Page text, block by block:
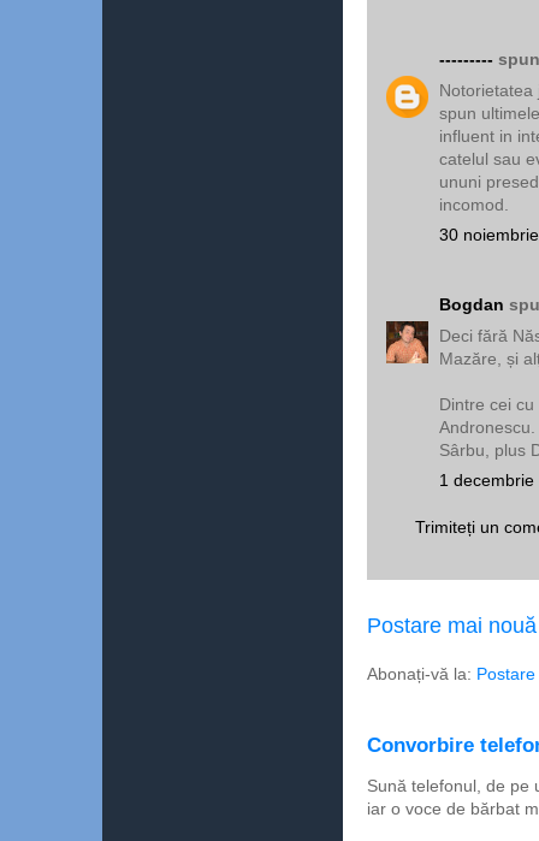
---------
spun
influent in
catelul sau
ununi
incomod.
30
Bogdan
Deci fără
Mazăre, și
Dintre cei
Sârbu, plus
1
Trimiteți un
Postare mai nouă
Abonați-vă la:
Convorbire
Sună telefonul, de pe
iar o voce de bărbat